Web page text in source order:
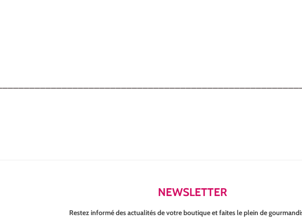
NEWSLETTER
Restez informé des actualités de votre boutique et faites le plein de